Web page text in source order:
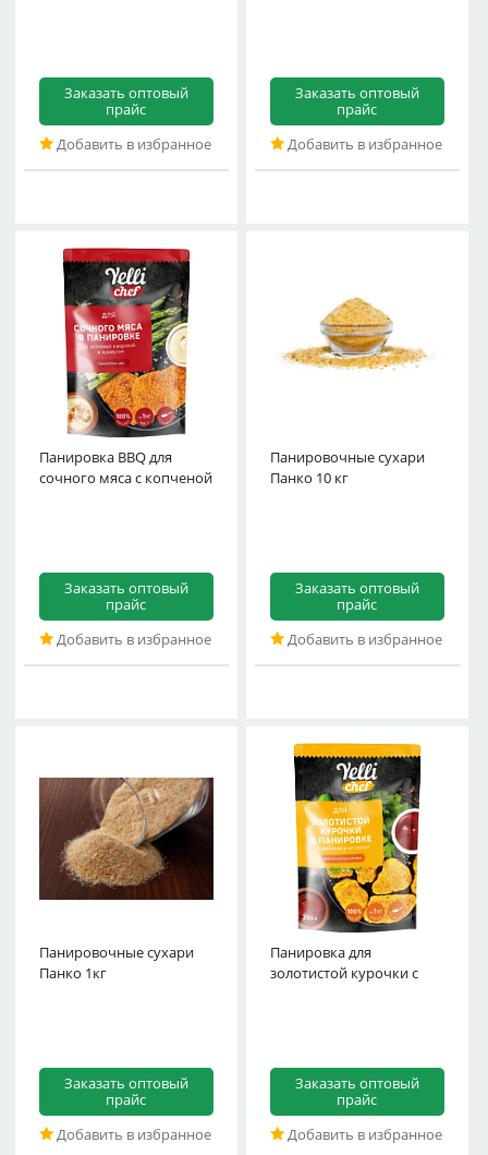
Заказать оптовый
прайс
Добавить в избранное
Заказать оптовый
прайс
Добавить в избранное
Панировка BBQ для
сочного мяса с копченой
паприкой и кунжутом
Yelli chef 200г
Заказать оптовый
прайс
Добавить в избранное
Панировочные сухари
Панко 10 кг
Заказать оптовый
прайс
Добавить в избранное
Панировочные сухари
Панко 1кг
Заказать оптовый
прайс
Добавить в избранное
Панировка для
золотистой курочки с
базиликом и чесноком
Заказать оптовый
прайс
Добавить в избранное